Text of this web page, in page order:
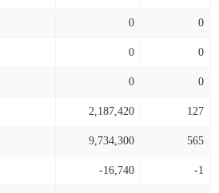
0 0
0 0
0 0
2,187,420 127
9,734,300 565
-16,740 -1